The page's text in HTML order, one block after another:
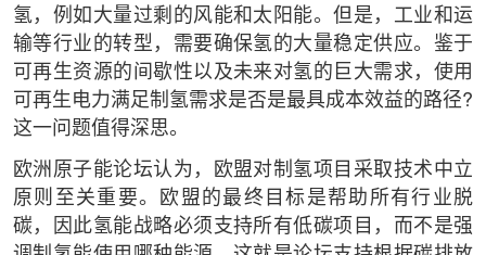
氢，例如大量过剩的风能和太阳能。但是，工业和运
输等行业的转型，需要确保氢的大量稳定供应。鉴于
可再生资源的间歇性以及未来对氢的巨大需求，使用
可再生电力满足制氢需求是否是最具成本效益的路径?
这一问题值得深思。
欧洲原子能论坛认为，欧盟对制氢项目采取技术中立
原则至关重要。欧盟的最终目标是帮助所有行业脱
碳，因此氢能战略必须支持所有低碳项目，而不是强